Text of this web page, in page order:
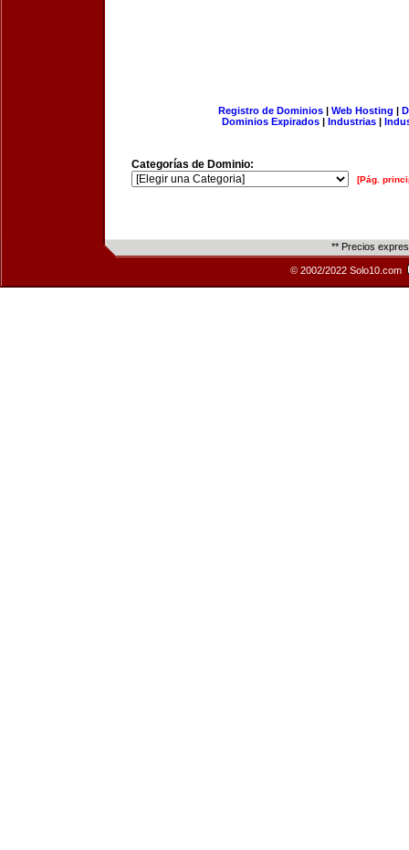
Registro de Dominios| Web Hosting |
Dominios Expirados | Industrias |
Categorías de Dominio:
[Pág.
** Precios
© 2002/2022 Solo10.com